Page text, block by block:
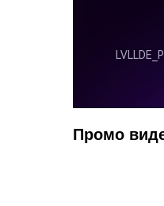
Промо